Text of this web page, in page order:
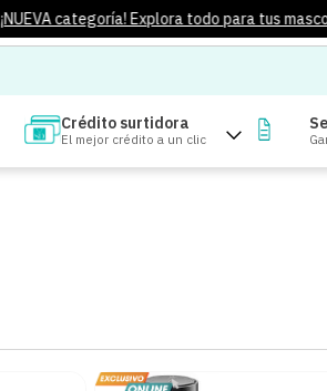
¡NUEVA categoría! Explora todo para tus
Crédito surtidora
El mejor crédito a un clic